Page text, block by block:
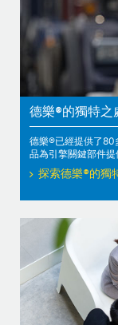
德樂®的獨特之
德樂®已經提供了80
品為引擎關鍵部件提
探索德樂®的獨